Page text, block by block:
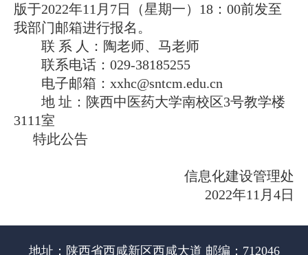
版于2022年11月7日（星期一）18：00前发至
我部门邮箱进行报名。
联 系 人：陶老师、马老师
联系电话：029-38185255
电子邮箱：xxhc@sntcm.edu.cn
地 址：陕西中医药大学南校区3号教学楼
3111室
特此公告
信息化建设管理处
2022年11月4日
地址：陕西省西咸新区西咸大道 邮编：712046